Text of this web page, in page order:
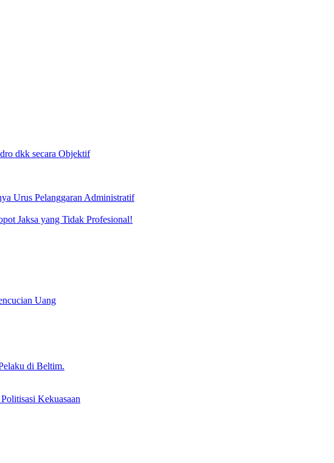
dkk secara Objektif
Urus Pelanggaran Administratif
Jaksa yang Tidak Profesional!
Uang
di Beltim.
Kekuasaan